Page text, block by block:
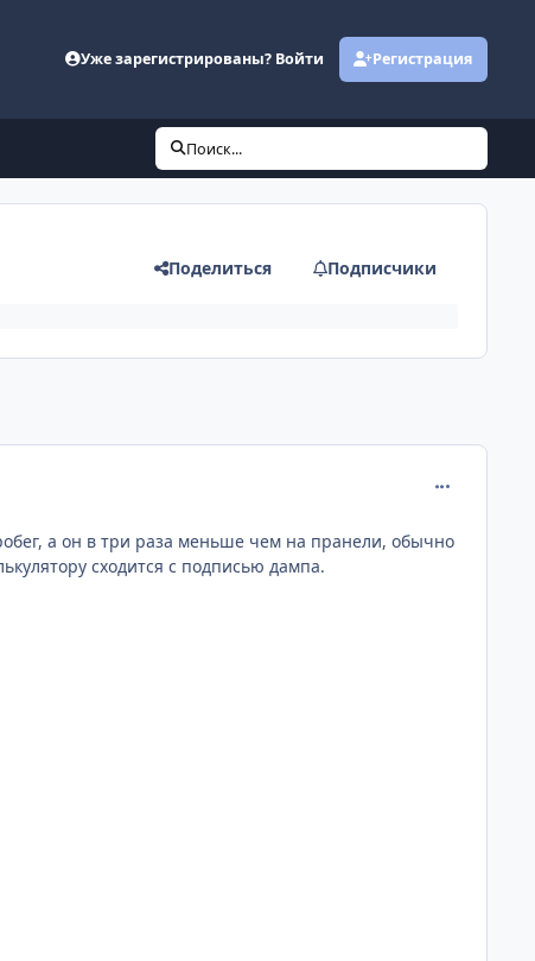
Уже зарегистрированы? Войти Регистрация
Поиск...
Поделиться Подписчики
а он в три раза меньше чем на пранели, обычно
сходится с подписью дампа.